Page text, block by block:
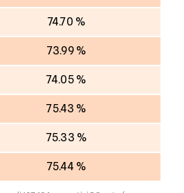
74.70 %
73.99 %
74.05 %
75.43 %
75.33 %
75.44 %